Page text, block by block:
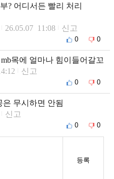
? 어디서든 빨리 처리
26.05.07 11:08 신고
0 0
목에 얼마나 힘이들어갈꼬
신고
0 0
은 무시하면 안됨
신고
0 0
등록